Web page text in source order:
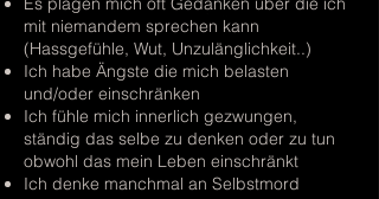
mit niemandem sprechen kann
(Hassgefühle, Wut, Unzulänglichkeit..)
Ich habe Ängste die mich belasten
und/oder einschränken
Ich fühle mich innerlich gezwungen,
ständig das selbe zu denken oder zu tun
obwohl das mein Leben einschränkt
Ich denke manchmal an Selbstmord